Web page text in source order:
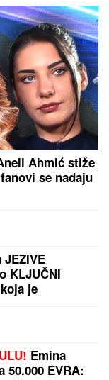
Ahmić stiže
se nadaju
KLJUČNI
je
Emina
50.000 EVRA: